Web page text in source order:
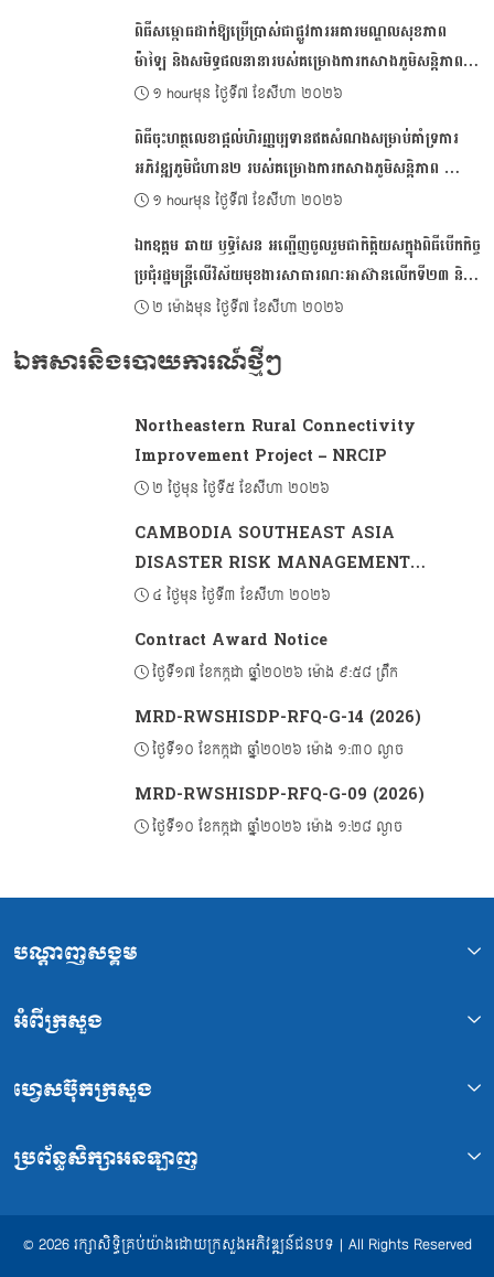
ពិធីសម្ពោធដាក់​ឱ្យ​ប្រើប្រាស់​​ជាផ្លូវការអគារ​​មណ្ឌលសុខភាព
ម៉ាឡៃ និងសមិទ្ធផលនានារបស់គម្រោងការកសាង​ភូមិសន្តិភាព​
តាមរយៈ​ការ​អភិវឌ្ឍសហគមន៍ជនបទ​ចម្រុះ​
១ hourមុន ថ្ងៃទី៧ ខែសីហា ២០២៦
ពិធីចុះហត្ថលេខា​​ផ្តល់ហិរញ្ញប្បទានឥតសំណងសម្រាប់​​គាំទ្រ​​ការ​
អភិវឌ្ឍភូមិ​ជំហាន​២ របស់គម្រោង​​ការកសាង​ភូមិសន្តិភាព ​​
តាមរយៈការ​អភិវឌ្ឍ​សហគមន៍​ជនបទចម្រុះ​
១ hourមុន ថ្ងៃទី៧ ខែសីហា ២០២៦
ឯកឧត្ដម ឆាយ ឫទ្ធិសែន អញ្ជើញចូលរួមជាកិត្តិយសក្នុងពិធីបើកកិច្ច
ប្រជុំរដ្ឋមន្ត្រីលើវិស័យមុខងារសាធារណៈអាស៊ានលើកទី២៣ និង
អាស៊ានបូកបីលើកទី៨ ស្តីពីកិច្ចការមុខងារសាធារណៈ
២ ម៉ោងមុន ថ្ងៃទី៧ ខែសីហា ២០២៦
ឯកសារនិងរបាយការណ៍ថ្មីៗ
Northeastern Rural Connectivity
Improvement Project – NRCIP
២ ថ្ងៃមុន ថ្ងៃទី៥ ខែសីហា ២០២៦
CAMBODIA SOUTHEAST ASIA
DISASTER RISK MANAGEMENT
PROJECT 2 (CSADRM-2)
៤ ថ្ងៃមុន ថ្ងៃទី៣ ខែសីហា ២០២៦
Contract Award Notice
ថ្ងៃទី១៧ ខែកក្កដា ឆ្នាំ២០២៦ ម៉ោង ៩:៥៨ ព្រឹក
MRD-RWSHISDP-RFQ-G-14 (2026)
ថ្ងៃទី១០ ខែកក្កដា ឆ្នាំ២០២៦ ម៉ោង ១:៣០ ល្ងាច
MRD-RWSHISDP-RFQ-G-09 (2026)
ថ្ងៃទី១០ ខែកក្កដា ឆ្នាំ២០២៦ ម៉ោង ១:២៨ ល្ងាច
បណ្ដាញសង្គម
អំពីក្រសួង
ហ្វេសប៊ុកក្រសួង
ប្រព័ន្ធសិក្សាអនឡាញ
© 2026 រក្សាសិទ្ធិគ្រប់យ៉ាងដោយក្រសួងអភិវឌ្ឍន៍ជនបទ | All Rights Reserved